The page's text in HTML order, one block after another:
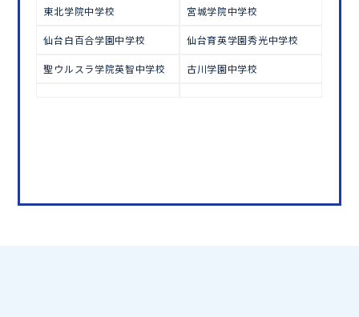
東北学院中学校 宮城学院中学校
仙台白百合学園中学校 仙台育英学園秀光中学校
聖ウルスラ学院英智中学校 古川学園中学校